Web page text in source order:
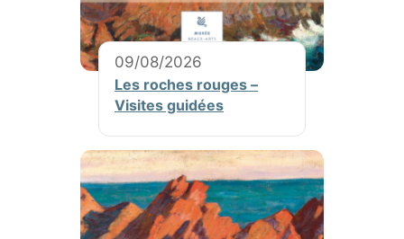
09/08/2026
Les roches rouges –
Visites guidées